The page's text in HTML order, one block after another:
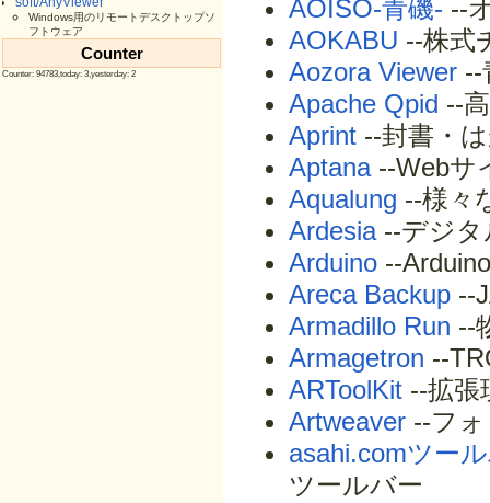
Windows用のリモートデスクトップソ
フトウェア
Counter
Counter: 94783,today: 3,yesterday: 2
AOISO-青磯- --
AOKABU --株式
Aozora Viewer --
Apache Qpid --
Aprint --封書・
Aptana--Webサ
Aqualung --様々
Ardesia--デジタ
Arduino --
Areca Backup --
Armadillo Run --
Armagetron --
ARToolKit --拡張
Artweaver --フ
asahi.comツー
ツールバー